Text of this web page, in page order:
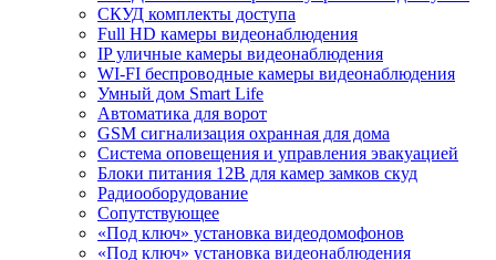
СКУД комплекты доступа
Full HD камеры видеонаблюдения
IP уличные камеры видеонаблюдения
WI-FI беспроводные камеры видеонаблюдения
Умный дом Smart Life
Автоматика для ворот
GSM сигнализация охранная для дома
Cистема оповещения и управления эвакуацией
Блоки питания 12В для камер замков скуд
Радиооборудование
Сопутствующее
«Под ключ» установка видеодомофонов
«Под ключ» установка видеонаблюдения